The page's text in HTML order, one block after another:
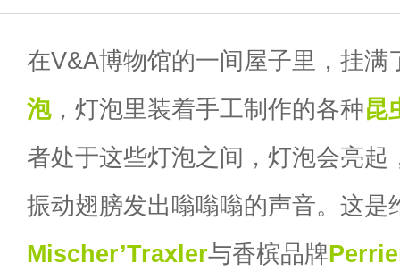
在V&A博物馆的一间屋子里，挂满
泡，灯泡里装着手工制作的各种昆
者处于这些灯泡之间，灯泡会亮起
振动翅膀发出嗡嗡嗡的声音。这是
Mischer’Traxler与香槟品牌